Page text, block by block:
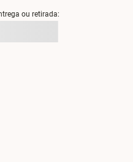
ou retirada: